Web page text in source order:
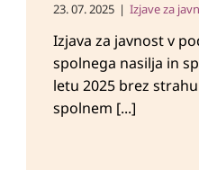
23. 07. 2025 | Izjave za
Izjava za javnost v
spolnega nasilja in
letu 2025 brez
spolnem [...]